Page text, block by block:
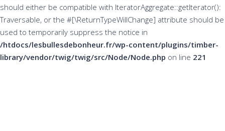
should either be compatible with IteratorAggregate::getIterator():
Traversable, or the #[\ReturnTypeWillChange] attribute should be
used to temporarily suppress the notice in
/htdocs/lesbullesdebonheur.fr/wp-content/plugins/timber-
library/vendor/twig/twig/src/Node/Node.php on line 221